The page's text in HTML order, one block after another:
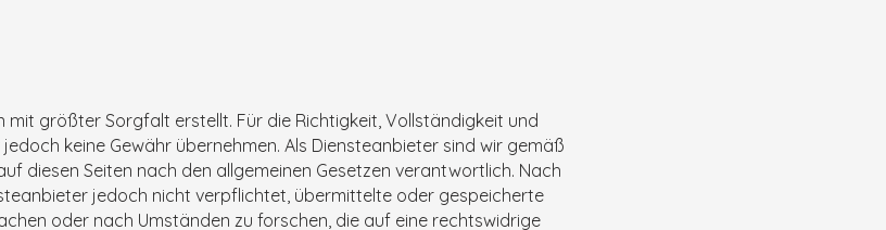
mit größter Sorgfalt erstellt. Für die Richtigkeit, Vollständigkeit und
keine Gewähr übernehmen. Als Diensteanbieter sind wir gemäß
diesen Seiten nach den allgemeinen Gesetzen verantwortlich. Nach
jedoch nicht verpflichtet, übermittelte oder gespeicherte
oder nach Umständen zu forschen, die auf eine rechtswidrige